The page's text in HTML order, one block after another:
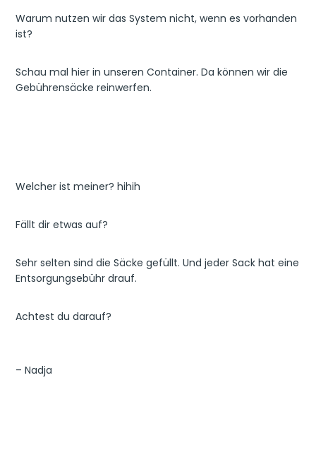
Warum nutzen wir das System nicht, wenn es vorhanden
ist?
Schau mal hier in unseren Container. Da können wir die
Gebührensäcke reinwerfen.
Welcher ist meiner? hihih
Fällt dir etwas auf?
Sehr selten sind die Säcke gefüllt. Und jeder Sack hat eine
Entsorgungsebühr drauf.
Achtest du darauf?
– Nadja